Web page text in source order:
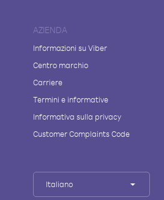
AZIENDA
Informazioni su Viber
Centro marchio
Carriere
Termini e informative
Informativa sulla privacy
Customer Complaints Code
Italiano